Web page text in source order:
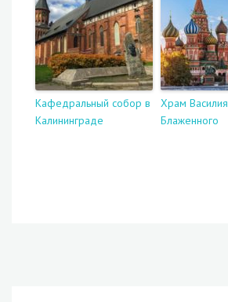
Кафедральный собор в
Калининграде
Храм Василия
Блаженного